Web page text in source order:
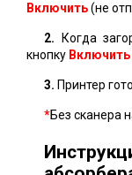
Включить(не
2. Когда
кнопку Включить
3. Принтер
*Без сканера